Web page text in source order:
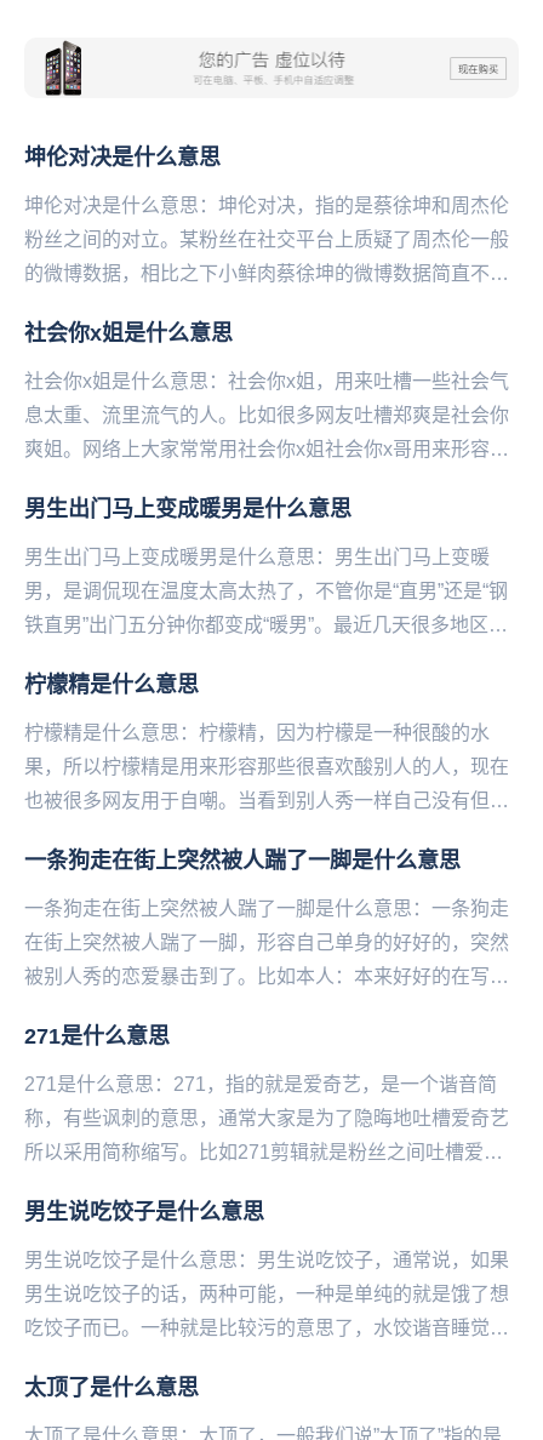
坤伦对决是什么意思
坤伦对决是什么意思：坤伦对决，指的是蔡徐坤和周杰伦
粉丝之间的对立。某粉丝在社交平台上质疑了周杰伦一般
的微博数据，相比之下小鲜肉蔡徐坤的微博数据简直不要
社会你x姐是什么意思
社会你x姐是什么意思：社会你x姐，用来吐槽一些社会气
息太重、流里流气的人。比如很多网友吐槽郑爽是社会你
爽姐。网络上大家常常用社会你x姐社会你x哥用来形容一
男生出门马上变成暖男是什么意思
男生出门马上变成暖男是什么意思：男生出门马上变暖
男，是调侃现在温度太高太热了，不管你是“直男”还是“钢
铁直男”出门五分钟你都变成“暖男”。最近几天很多地区都
柠檬精是什么意思
柠檬精是什么意思：柠檬精，因为柠檬是一种很酸的水
果，所以柠檬精是用来形容那些很喜欢酸别人的人，现在
也被很多网友用于自嘲。当看到别人秀一样自己没有但却
一条狗走在街上突然被人踹了一脚是什么意思
一条狗走在街上突然被人踹了一脚是什么意思：一条狗走
在街上突然被人踹了一脚，形容自己单身的好好的，突然
被别人秀的恋爱暴击到了。比如本人：本来好好的在写论
271是什么意思
271是什么意思：271，指的就是爱奇艺，是一个谐音简
称，有些讽刺的意思，通常大家是为了隐晦地吐槽爱奇艺
所以采用简称缩写。比如271剪辑就是粉丝之间吐槽爱奇
男生说吃饺子是什么意思
男生说吃饺子是什么意思：男生说吃饺子，通常说，如果
男生说吃饺子的话，两种可能，一种是单纯的就是饿了想
吃饺子而已。一种就是比较污的意思了，水饺谐音睡觉，
太顶了是什么意思
太顶了是什么意思：太顶了，一般我们说”太顶了”指的是